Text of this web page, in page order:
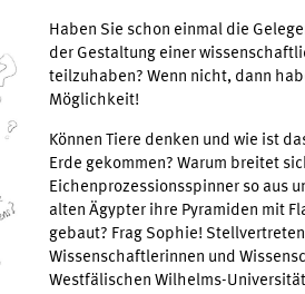
Haben Sie schon einmal die
der Gestaltung einer
teilzuhaben? Wenn nicht, dann
Möglichkeit!
Können Tiere denken und wie ist
Erde gekommen? Warum breitet
Eichenprozessionsspinner so aus
alten Ägypter ihre Pyramiden mit
gebaut? Frag Sophie!
Wissenschaftlerinnen und
Westfälischen Wilhelms-